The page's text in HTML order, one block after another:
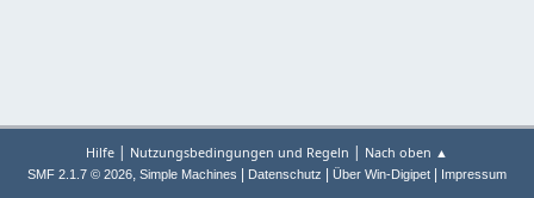
Hilfe | Nutzungsbedingungen und Regeln | Nach oben ▲
SMF 2.1.7 © 2026, Simple Machines Datenschutz Über Win-Digipet Impressum